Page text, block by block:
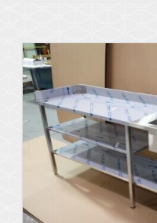
Voir